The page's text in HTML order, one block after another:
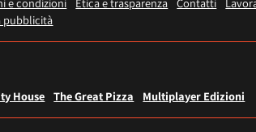
pubblicità
House The Great Pizza Multiplayer Edizioni